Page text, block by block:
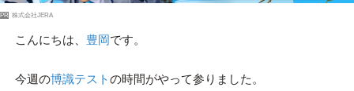
PR 株式会社JERA
こんにちは、 豊岡です。
今週の博識テストの時間がやって参りました。